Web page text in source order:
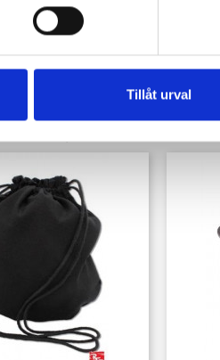
Tillåt urval
Skjorta
Snabbvy
också: